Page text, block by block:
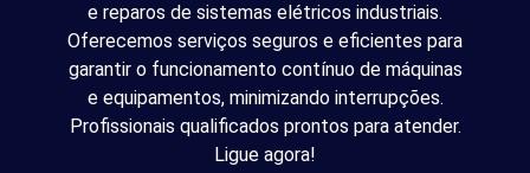
e reparos de sistemas elétricos industriais.
Oferecemos serviços seguros e eficientes para
garantir o funcionamento contínuo de máquinas
e equipamentos, minimizando interrupções.
Profissionais qualificados prontos para atender.
Ligue agora!